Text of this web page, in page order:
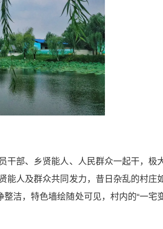
部、乡贤能人、人民群众一起干，极
能人及群众共同发力，昔日杂乱的村庄
洁，特色墙绘随处可见，村内的“一宅